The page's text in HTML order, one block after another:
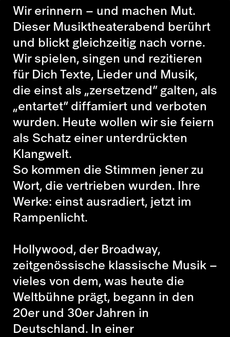
Wir erinnern – und machen Mut.
Dieser Musiktheaterabend berührt
und blickt gleichzeitig nach vorne.
Wir spielen, singen und rezitieren
für Dich Texte, Lieder und Musik,
die einst als „zersetzend“ galten, als
„entartet” diffamiert und verboten
wurden. Heute wollen wir sie feiern
als Schatz einer unterdrückten
Klangwelt.
So kommen die Stimmen jener zu
Wort, die vertrieben wurden. Ihre
Werke: einst ausradiert, jetzt im
Rampenlicht.
Hollywood, der Broadway,
zeitgenössische klassische Musik –
vieles von dem, was heute die
Weltbühne prägt, begann in den
20er und 30er Jahren in
Deutschland. In einer